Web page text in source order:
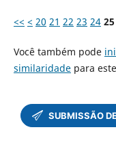
<< < 20 21 22 23 24 25
Você também pode
similaridadepara